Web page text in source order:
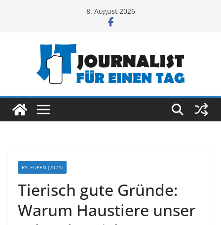
8. August 2026
RSI EUPEN (2024)
Tierisch gute Gründe:
Warum Haustiere unser